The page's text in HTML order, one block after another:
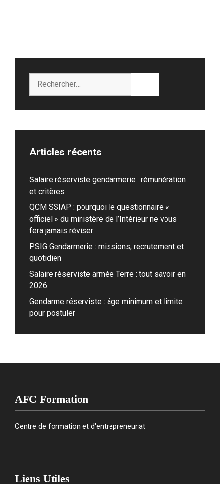
Articles récents
Salaire réserviste gendarmerie : rémunération
et critères
QCM SSIAP : pourquoi le questionnaire «
officiel » du ministère de l’Intérieur ne vous
fera jamais réviser
PSIG Gendarmerie : missions, recrutement et
quotidien
Salaire réserviste armée Terre : tout savoir en
2026
Gendarme réserviste : âge minimum et limite
pour postuler
AFC Formation
Centre de formation et d'entrepreneuriat
Liens Utiles